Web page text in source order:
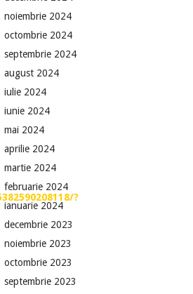
?
noiembrie 2024
octombrie 2024
septembrie 2024
august 2024
iulie 2024
iunie 2024
mai 2024
aprilie 2024
martie 2024
februarie 2024
ianuarie 2024
decembrie 2023
noiembrie 2023
octombrie 2023
septembrie 2023